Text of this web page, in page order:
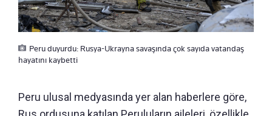
Peru duyurdu: Rusya-Ukrayna savaşında çok sayıda vatandaş
hayatını kaybetti
Peru ulusal medyasında yer alan haberlere göre,